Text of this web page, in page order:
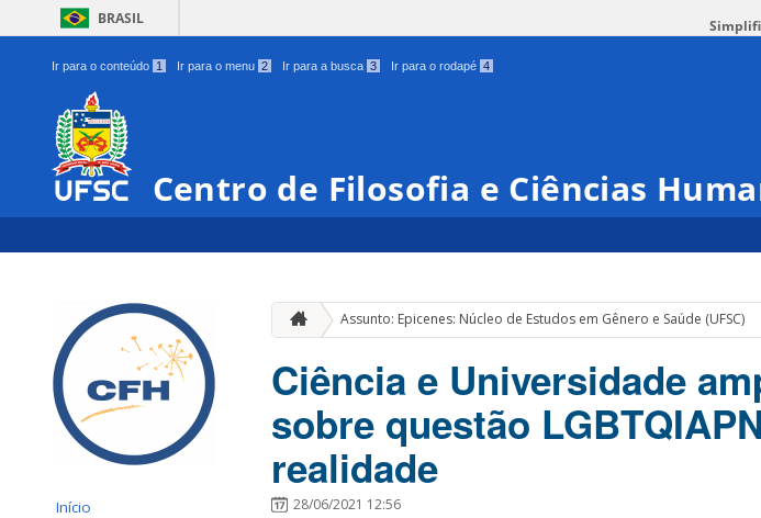
BRASIL
Ir para o conteúdo 1 Ir para o menu 2 Ir para a busca 3 Ir para o rodapé 4
Centro de Filosofia e Ciências
Início
Assunto: Epicenes: Núcleo de Estudos em Gênero e Saúde (UFSC)
Ciência e Universidade
sobre questão
realidade
28/06/2021 12:56